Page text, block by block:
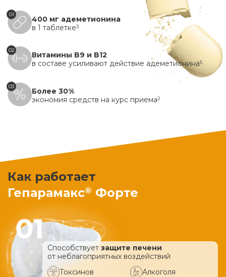
01
400 мг адеметионина
в 1 таблетке3
02
Витамины B9 и B12
в составе усиливают действие адеметионина5
03
Более 30%
экономия средств на курс приема2
Как работает
Гепарамакс® Форте
Способствует защите печени
от неблагоприятных воздействий
Токсинов
Алкоголя